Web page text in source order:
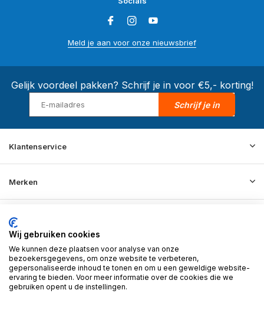
Meld je aan voor onze nieuwsbrief
Gelijk voordeel pakken? Schrijf je in voor €5,- korting!
Schrijf je in
Klantenservice
Merken
Informatie
Contact
© 2026 BD Store - Theme By
Wij gebruiken cookies
We kunnen deze plaatsen voor analyse van onze
bezoekersgegevens, om onze website te verbeteren,
gepersonaliseerde inhoud te tonen en om u een geweldige website-
ervaring te bieden. Voor meer informatie over de cookies die we
gebruiken opent u de instellingen.